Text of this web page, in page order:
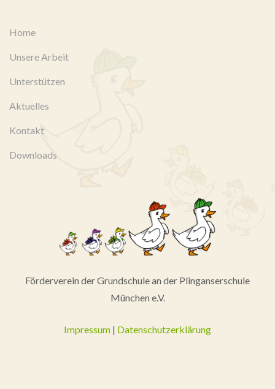
Home
Unsere Arbeit
Unterstützen
Aktuelles
Kontakt
Downloads
Förderverein der Grundschule an der Plinganserschule
München e.V.
Impressum | Datenschutzerklärung